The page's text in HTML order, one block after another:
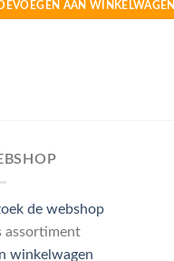
AAN WINKELWAGEN
de webshop
assortiment
winkelwagen